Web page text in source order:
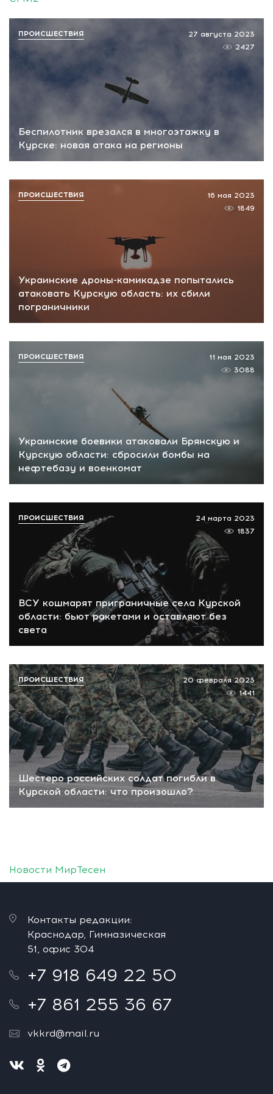
Беспилотник врезался в многоэтажку в
Курске: новая атака на регионы
27 августа 2023
2427
ПРОИСШЕСТВИЯ
Украинские дроны-камикадзе попытались
атаковать Курскую область: их сбили
пограничники
16 мая 2023
1849
ПРОИСШЕСТВИЯ
Украинские боевики атаковали Брянскую и
Курскую области: сбросили бомбы на
нефтебазу и военкомат
11 мая 2023
3088
ПРОИСШЕСТВИЯ
ВСУ кошмарят приграничные села Курской
области: бьют ракетами и оставляют без
света
24 марта 2023
1837
ПРОИСШЕСТВИЯ
Шестеро российских солдат погибли в
Курской области: что произошло?
20 февраля 2023
1441
ПРОИСШЕСТВИЯ
Новости МирТесен
Контакты редакции:
Краснодар, Гимназическая
51, офис 304
+7 918 649 22 50
+7 861 255 36 67
vkkrd@mail.ru